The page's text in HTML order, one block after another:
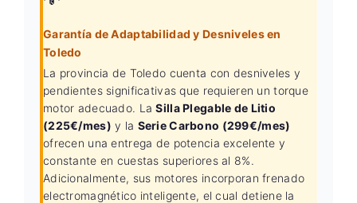
Garantía de Adaptabilidad y Desniveles en
Toledo
La provincia de Toledo cuenta con desniveles y
pendientes significativas que requieren un torque
motor adecuado. LaSilla Plegable de Litio
(225€/mes) y la Serie Carbono (299€/mes)
ofrecen una entrega de potencia excelente y
constante en cuestas superiores al 8%.
Adicionalmente, sus motores incorporan frenado
electromagnético inteligente, el cual detiene la